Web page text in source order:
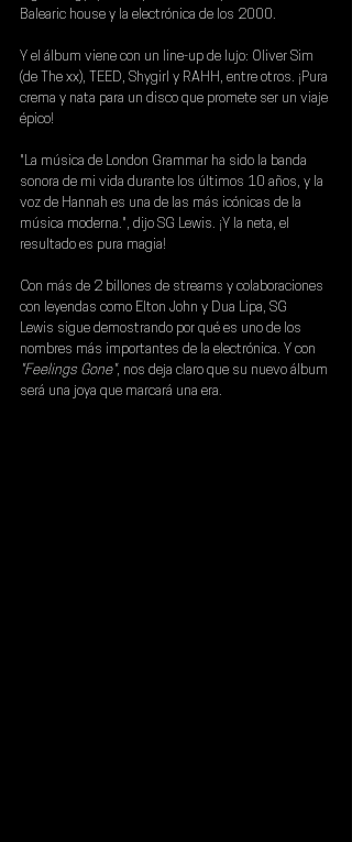
Balearic house y la electrónica de los 2000.
Y el álbum viene con un line-up de lujo: Oliver Sim
(de The xx), TEED, Shygirl y RAHH, entre otros. ¡Pura
crema y nata para un disco que promete ser un viaje
épico!
"La música de London Grammar ha sido la banda
sonora de mi vida durante los últimos 10 años, y la
voz de Hannah es una de las más icónicas de la
música moderna.", dijo SG Lewis. ¡Y la neta, el
resultado es pura magia!
Con más de 2 billones de streams y colaboraciones
con leyendas como Elton John y Dua Lipa, SG
Lewis sigue demostrando por qué es uno de los
nombres más importantes de la electrónica. Y con
"Feelings Gone", nos deja claro que su nuevo álbum
será una joya que marcará una era.